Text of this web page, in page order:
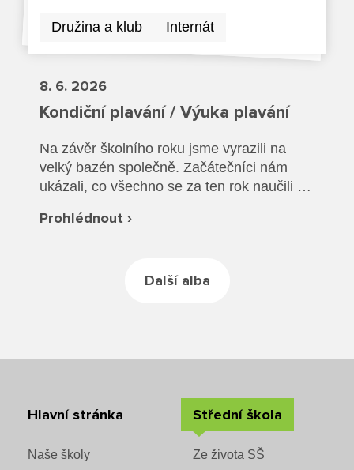
Dokumenty SŠ
Kontakty SŠ
Družina a klub Internát
8. 6. 2026
Kondiční plavání / Výuka plavání
Na závěr školního roku jsme vyrazili na
velký bazén společně. Začátečníci nám
ukázali, co všechno se za ten rok naučili a
oblečení a záchranu tonoucího.
Prohlédnout ›
Další alba
Hlavní stránka
Naše školy
Střední škola
Ze života SŠ